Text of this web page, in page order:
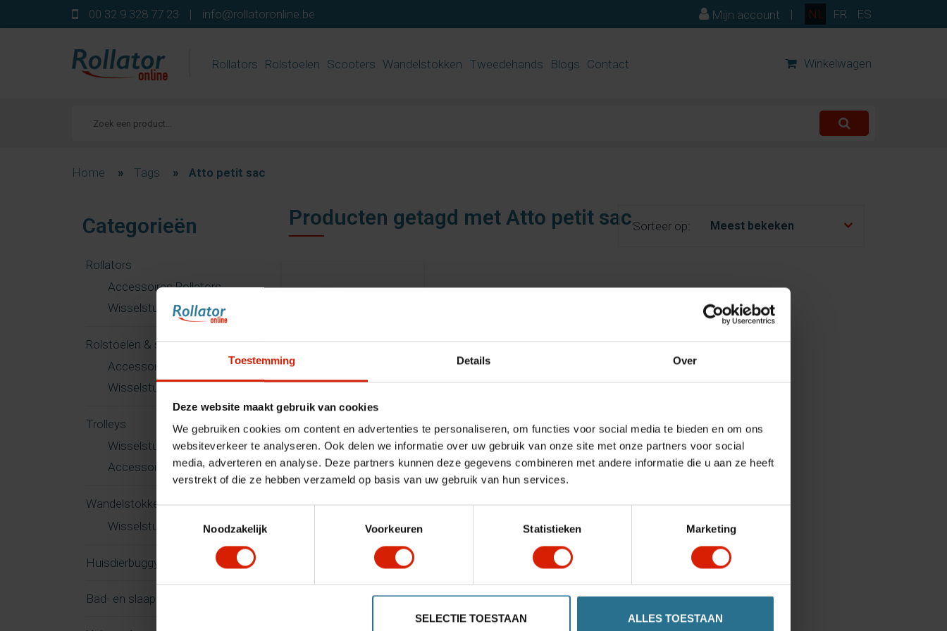
Toestemming Details Over
Deze website maakt gebruik van cookies
We gebruiken cookies om content en advertenties te personaliseren, om functies voor social media te bieden en om ons
websiteverkeer te analyseren. Ook delen we informatie over uw gebruik van onze site met onze partners voor social
media, adverteren en analyse. Deze partners kunnen deze gegevens combineren met andere informatie die u aan ze heeft
verstrekt of die ze hebben verzameld op basis van uw gebruik van hun services.
Noodzakelijk
Voorkeuren Statistieken Marketing
SELECTIE TOESTAAN ALLES TOESTAAN
00 32 9 328 77 23 | info@rollatoronline.be NL FR ES
Mijn account |
Rollators Rolstoelen Scooters Wandelstokken Tweedehands Blogs Contact Winkelwagen
Home » Tags » Atto petit sac
Categorieën
Rollators
Accessoires Rollators
Wisselstukken
Rolstoelen & scootmobielen
Accessoires
Wisselstukken
Trolleys
Wisselstukken
Accessoires
Wandelstokken
Wisselstukken
Huisdierbuggy
Bad- en slaapkamer
Producten getagd met Atto petit sacSorteer op:
Kleine tas
ATTO
€144,32